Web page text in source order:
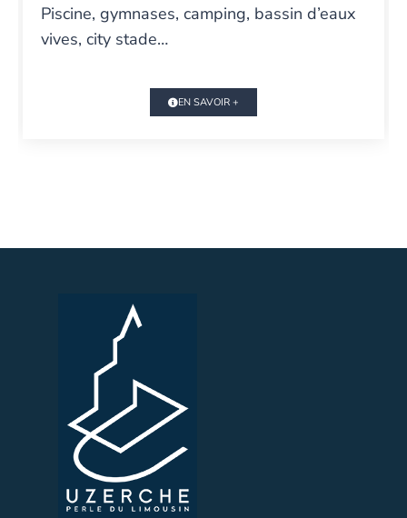
Piscine, gymnases, camping, bassin d’eaux
vives, city stade…
EN SAVOIR +